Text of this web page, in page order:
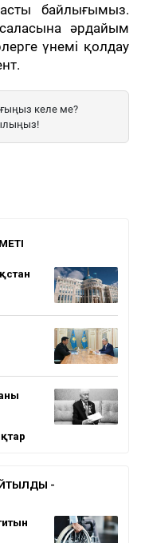
байлығымыз.
әрдайым
үнемі қолдау
келе ме?
-